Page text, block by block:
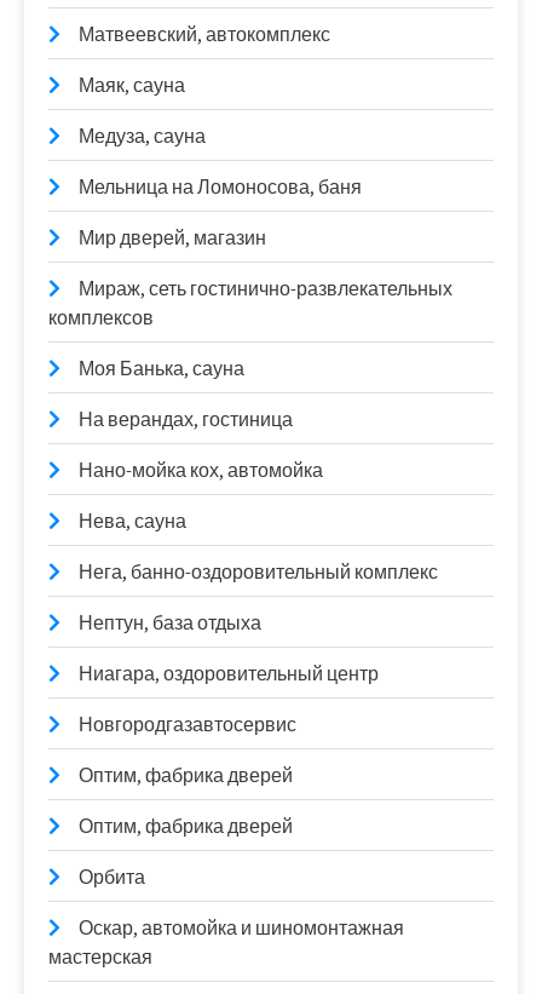
Матвеевский, автокомплекс
Маяк, сауна
Медуза, сауна
Мельница на Ломоносова, баня
Мир дверей, магазин
Мираж, сеть гостинично-развлекательных
комплексов
Моя Банька, сауна
На верандах, гостиница
Нано-мойка кох, автомойка
Нева, сауна
Нега, банно-оздоровительный комплекс
Нептун, база отдыха
Ниагара, оздоровительный центр
Новгородгазавтосервис
Оптим, фабрика дверей
Оптим, фабрика дверей
Орбита
Оскар, автомойка и шиномонтажная
мастерская